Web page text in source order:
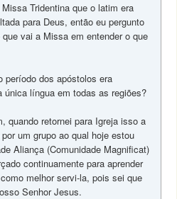
Tridentina que o latim era
para Deus, então eu pergunto
vai a Missa em entender o que
período dos apóstolos era
única língua em todas as regiões?
quando retornei para Igreja isso a
um grupo ao qual hoje estou
Aliança (Comunidade Magnificat)
continuamente para aprender
melhor servi-la, pois sei que
Senhor Jesus.